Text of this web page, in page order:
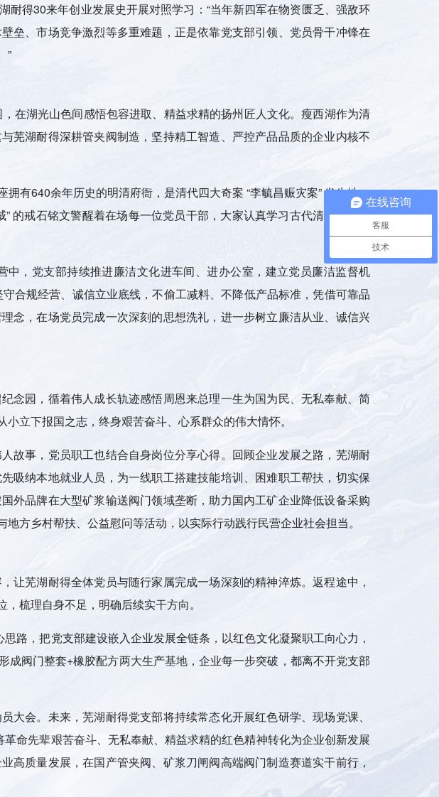
得30来年创业发展史开展对照学习：“当年新四军在物资匮乏、强敌环
垒、市场竞争激烈等多重难题，正是依靠党支部引领、党员骨干冲锋在
”
在湖光山色间感悟包容进取、精益求精的扬州匠人文化。瘦西湖作为清
芜湖耐得深耕管夹阀制造，坚持精工智造、严控产品品质的企业内核不
拥有640余年历史的明清府衙，是清代四大奇案 “李毓昌赈灾案”发生地，
” 的戒石铭文警醒着在场每一位党员干部，大家认真学习古代清廉吏治故
，党支部持续推进廉洁文化进车间、进办公室，建立党员廉洁监督机
合规经营、诚信立业底线，不偷工减料、不降低产品标准，凭借可靠品
念，在场党员完成一次深刻的思想洗礼，进一步树立廉洁从业、诚信兴
念园，循着伟人成长轨迹感悟周恩来总理一生为国为民、无私奉献、简
立下报国之志，终身艰苦奋斗、心系群众的伟大情怀。
故事，党员职工也结合自身岗位分享心得。回顾企业发展之路，芜湖耐
吸纳本地就业人员，为一线职工搭建技能培训、困难职工帮扶，切实保
外品牌在大型矿浆输送阀门领域垄断，助力国内工矿企业降低设备采购
方乡村帮扶、公益慰问等活动，以实际行动践行民营企业社会担当。
芜湖耐得全体党员与随行家属完成一场深刻的精神淬炼。返程途中，
梳理自身不足，明确后续实干方向。
思路，把党支部建设嵌入企业发展全链条，以红色文化凝聚职工向心力，
成阀门整套+橡胶配方两大生产基地，企业每一步突破，都离不开党支部
会。未来，芜湖耐得党支部将持续常态化开展红色研学、现场党课、
革命先辈艰苦奋斗、无私奉献、精益求精的红色精神转化为企业创新发展
质量发展，在国产管夹阀、矿浆刀闸阀高端阀门制造赛道实干前行，
在线咨询
客服
技术